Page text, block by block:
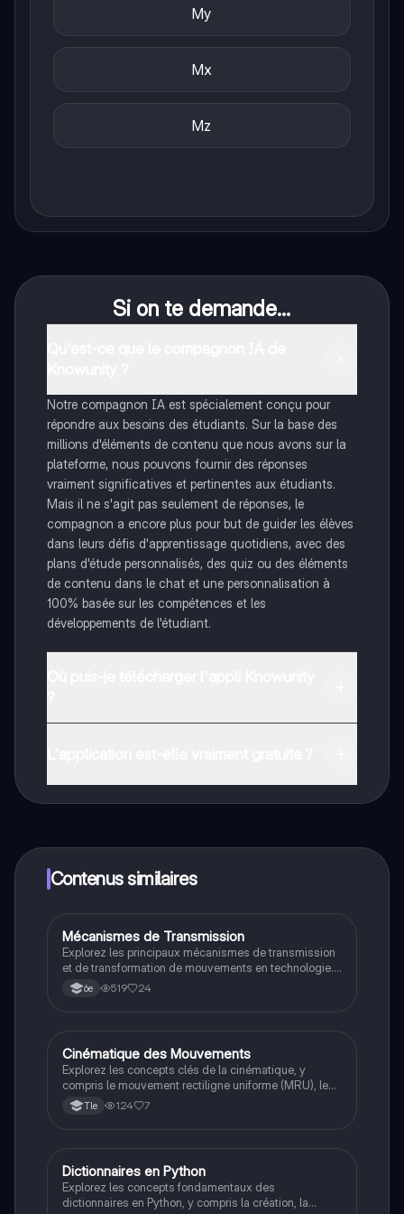
My
Mx
Mz
Si on te demande...
Notre compagnon IA est spécialement conçu pour
répondre aux besoins des étudiants. Sur la base des
millions d'éléments de contenu que nous avons sur la
plateforme, nous pouvons fournir des réponses
vraiment significatives et pertinentes aux étudiants.
Mais il ne s'agit pas seulement de réponses, le
compagnon a encore plus pour but de guider les élèves
dans leurs défis d'apprentissage quotidiens, avec des
plans d'étude personnalisés, des quiz ou des éléments
de contenu dans le chat et une personnalisation à
100% basée sur les compétences et les
développements de l'étudiant.
limites!
Contenus similaires
Techno
Mécanismes de Transmission
Explorez les principaux mécanismes de transmission
et de transformation de mouvements en technologie.
Ce résumé couvre les roues de friction, poulies,
chaînes, engrenages, et systèmes bielle-manivelle,
6e 519 24
SI
Cinématique des Mouvements
Explorez les concepts clés de la cinématique, y
compris le mouvement rectiligne uniforme (MRU), le
mouvement rectiligne uniformément varié (MRUV), et
le mouvement circulaire uniforme. Ce résumé aborde
comprendre la dynamique des objets en mouvement.
Tle 124 7
NSI
Dictionnaires en Python
Explorez les concepts fondamentaux des
dictionnaires en Python, y compris la création, la